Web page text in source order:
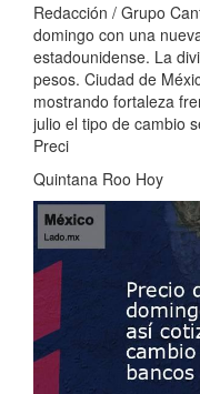
Redacción / Grupo
domingo con una
estadounidense. La
pesos. Ciudad de
mostrando fortaleza
julio el tipo de cambio
Preci
Quintana Roo Hoy